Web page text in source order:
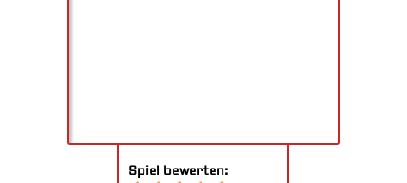
Spiel bewerten: